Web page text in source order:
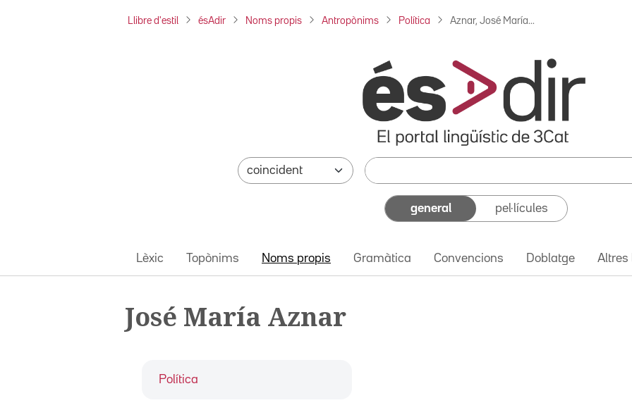
Llibre d'estil ésAdir Noms propis Antropònims Política Aznar, José María...
general pel·lícules
Lèxic Topònims Noms propis Gramàtica Convencions Doblatge Altres
José María Aznar
Política